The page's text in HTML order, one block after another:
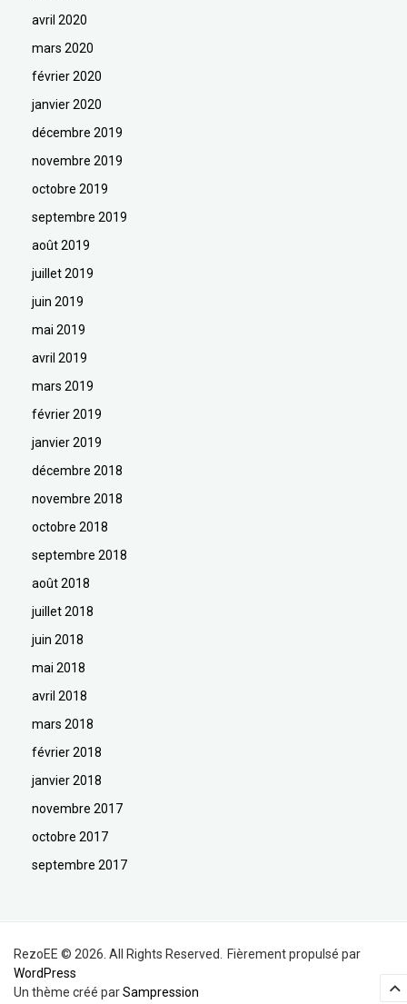
avril 2020
mars 2020
février 2020
janvier 2020
décembre 2019
novembre 2019
octobre 2019
septembre 2019
août 2019
juillet 2019
juin 2019
mai 2019
avril 2019
mars 2019
février 2019
janvier 2019
décembre 2018
novembre 2018
octobre 2018
septembre 2018
août 2018
juillet 2018
juin 2018
mai 2018
avril 2018
mars 2018
février 2018
janvier 2018
novembre 2017
octobre 2017
septembre 2017
RezoEE © 2026. All Rights Reserved.
Fièrement propulsé par
WordPress
Un thème créé parSampression